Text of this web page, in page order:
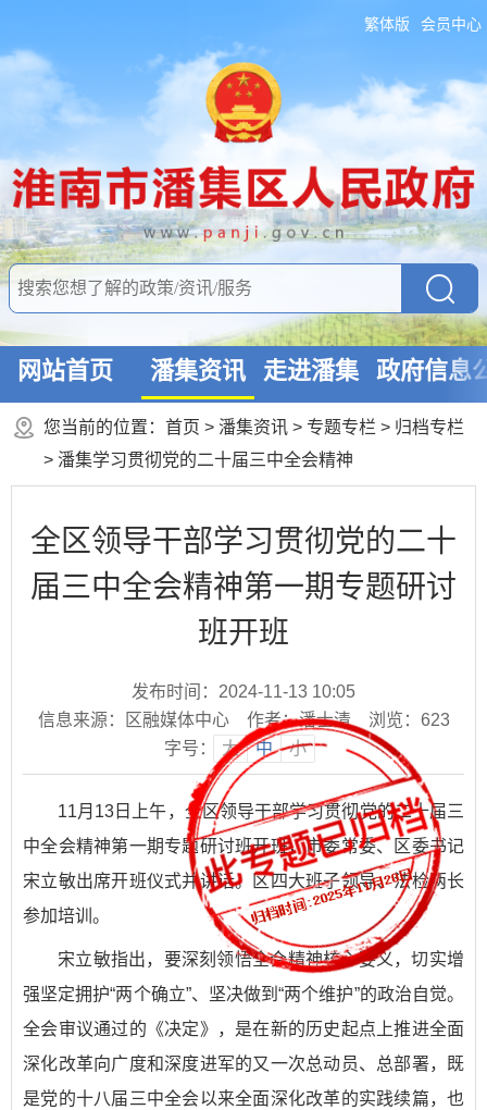
繁体版 会员中心
网站首页 潘集资讯 走进潘集 政府信息
您当前的位置： 首页 > 潘集资讯 > 专题专栏 > 归档专栏
> 潘集学习贯彻党的二十届三中全会精神
全区领导干部学习贯彻党的二十
届三中全会精神第一期专题研讨
班开班
发布时间：2024-11-13 10:05
信息来源：区融媒体中心
作者：潘士清 浏览： 623
字号：
大 中 小
11月13日上午，全区领导干部学习贯彻党的二十届三
中全会精神第一期专题研讨班开班，市委常委、区委书记
宋立敏出席开班仪式并讲话。区四大班子领导、法检两长
参加培训。
宋立敏指出，要深刻领悟全会精神核心要义，切实增
强坚定拥护“两个确立”、坚决做到“两个维护”的政治自觉。
全会审议通过的《决定》，是在新的历史起点上推进全面
深化改革向广度和深度进军的又一次总动员、总部署，既
是党的十八届三中全会以来全面深化改革的实践续篇，也